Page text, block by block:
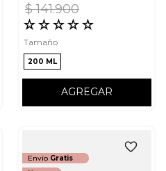
$ 141.900
☆☆☆☆☆
Tamaño
200 ML
AGREGAR
Envío Gratis